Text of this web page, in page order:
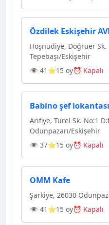
Özdilek Eskişehir
Hoşnudiye, Doğruer Sk.
Tepebaşı/Eskişehir
👁 41 ⭐15 oy⏰ Kapalı
Babino şef lokantası
Arifiye, Türel Sk. No:1
Odunpazarı/Eskişehir
👁 37⭐15 oy⏰ Kapalı
OMM Kafe
Şarkiye, 26030
👁 41 ⭐15 oy⏰ Kapalı